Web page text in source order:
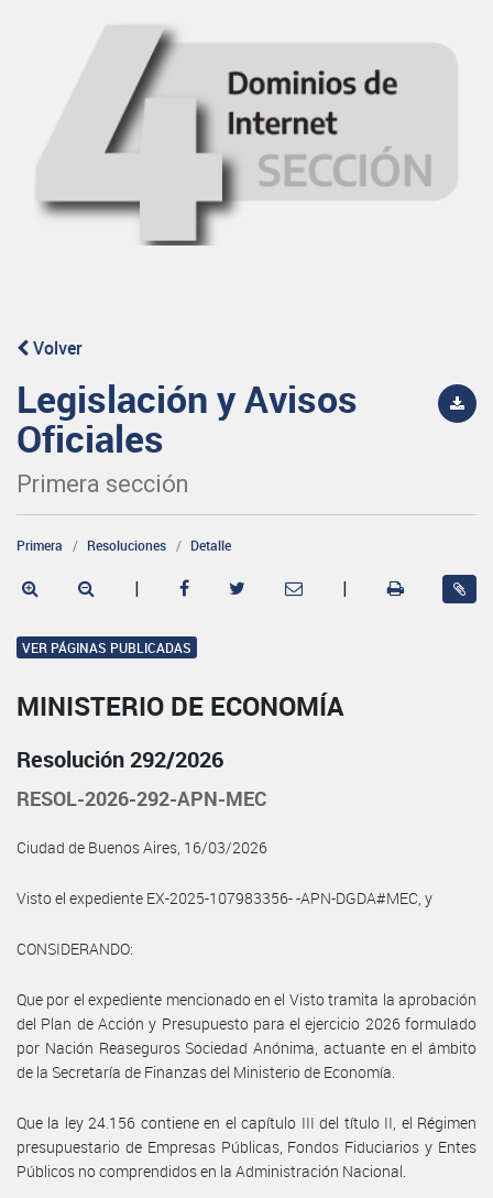
Volver
Legislación y Avisos
Oficiales
Primera sección
Primera Resoluciones Detalle
| |
VER PÁGINAS PUBLICADAS
MINISTERIO DE ECONOMÍA
Resolución 292/2026
RESOL-2026-292-APN-MEC
Ciudad de Buenos Aires, 16/03/2026
Visto el expediente EX-2025-107983356- -APN-DGDA#MEC, y
CONSIDERANDO:
Que por el expediente mencionado en el Visto tramita la aprobación
del Plan de Acción y Presupuesto para el ejercicio 2026 formulado
por Nación Reaseguros Sociedad Anónima, actuante en el ámbito
de la Secretaría de Finanzas del Ministerio de Economía.
Que la ley 24.156 contiene en el capítulo III del título II, el Régimen
presupuestario de Empresas Públicas, Fondos Fiduciarios y Entes
Públicos no comprendidos en la Administración Nacional.